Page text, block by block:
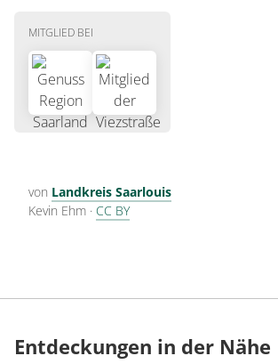
MITGLIED BEI
von Landkreis Saarlouis
Kevin Ehm · CC BY
Entdeckungen in der Nähe